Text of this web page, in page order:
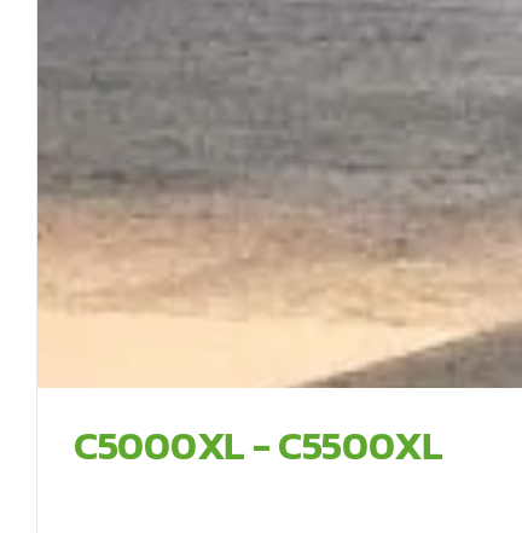
C5000XL - C5500XL